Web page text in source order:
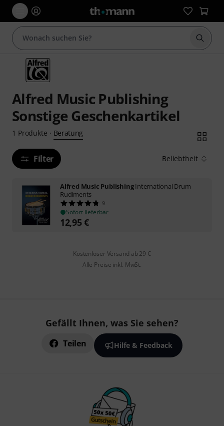
Suche
Alfred Music Publishing
Sonstige Geschenkartikel
1 Produkte · Beratung
Filter Beliebtheit
Alfred Music PublishingInternational Drum
Rudiments
9
Sofort lieferbar
12,95€
Kostenloser Versand ab 29 €
Alle Preise inkl. MwSt.
Gefällt Ihnen, was Sie sehen?
Teilen Hilfe & Feedback